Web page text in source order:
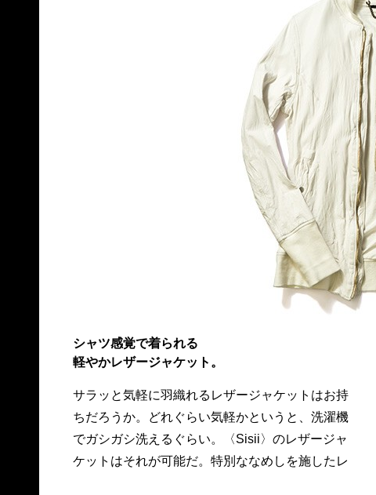
シャツ感覚で着られる
軽やかレザージャケット。
サラッと気軽に羽織れるレザージャケットはお持
ちだろうか。どれぐらい気軽かというと、洗濯機
でガシガシ洗えるぐらい。〈Sisii〉のレザージャ
ケットはそれが可能だ。特別ななめしを施したレ
ザーは程よいシワ感が特徴で、ちょっとした旅行
の際に鞄にくしゃっと詰められるラフさを追求し
た。ライニングはコットン仕様で、肌触りもい